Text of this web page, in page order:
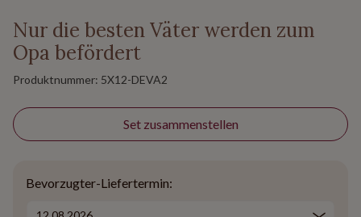
Nur die besten Väter werden zum
Opa befördert
Produktnummer: 5X12-DEVA2
Set zusammenstellen
Bevorzugter-Liefertermin: